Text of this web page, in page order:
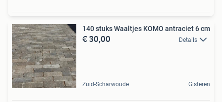
140 stuks Waaltjes KOMO antraciet 6 cm
€ 30,00 Details
Zuid-Scharwoude Gisteren